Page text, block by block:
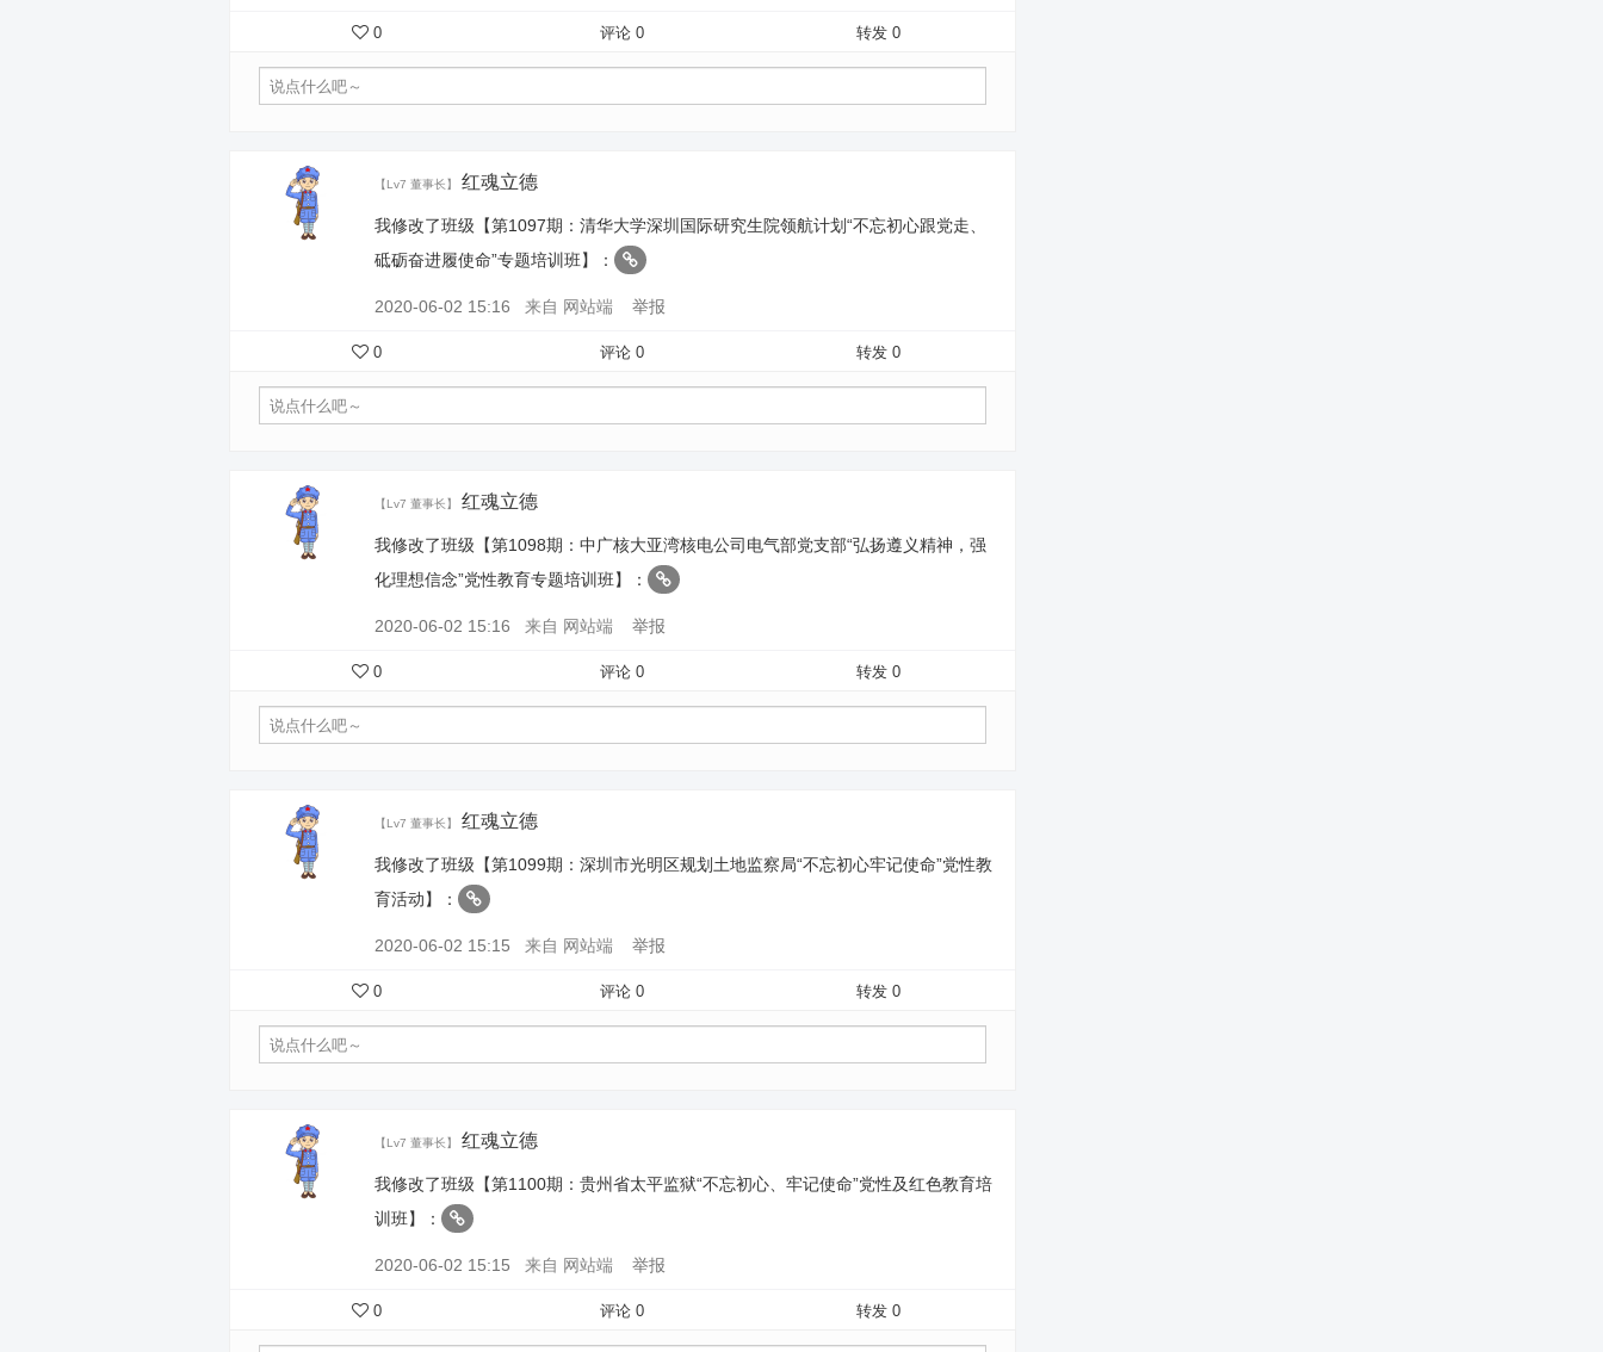
0 转发 0
评论 0
【Lv7 董事长】 红魂立德
我修改了班级【第1097期：清华大学深圳国际研究生院领航计划“不忘初心跟党走、
砥砺奋进履使命”专题培训班】：
2020-06-02 15:16 来自 网站端 举报
0 转发 0
评论 0
【Lv7 董事长】 红魂立德
我修改了班级【第1098期：中广核大亚湾核电公司电气部党支部“弘扬遵义精神，强
化理想信念”党性教育专题培训班】：
2020-06-02 15:16 来自 网站端 举报
0 转发 0
评论 0
【Lv7 董事长】 红魂立德
我修改了班级【第1099期：深圳市光明区规划土地监察局“不忘初心牢记使命”党性教
育活动】：
2020-06-02 15:15 来自 网站端 举报
0 转发 0
评论 0
【Lv7 董事长】 红魂立德
我修改了班级【第1100期：贵州省太平监狱“不忘初心、牢记使命”党性及红色教育培
训班】：
2020-06-02 15:15 来自 网站端 举报
0 转发 0
评论 0